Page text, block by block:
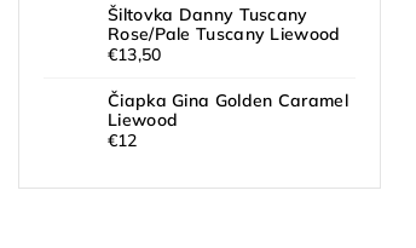
Šiltovka Danny Tuscany
Rose/Pale Tuscany Liewood
€13,50
Čiapka Gina Golden Caramel
Liewood
€12